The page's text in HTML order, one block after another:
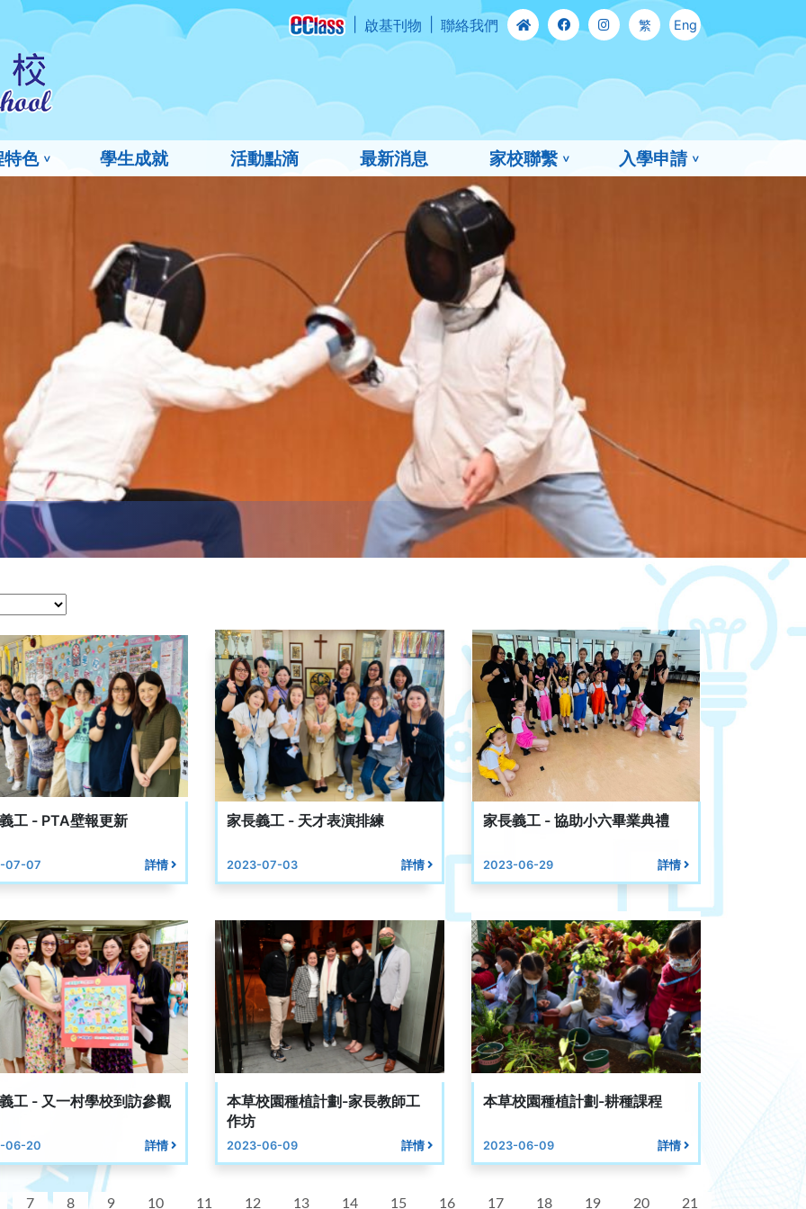
啟基刊物 聯絡我們 繁 Eng
特色 學生成就 活動點滴 最新消息 家校聯繫 入學申請
工 - PTA壁報更新
07-07 詳情
家長義工 - 天才表演排練
2023-07-03 詳情
家長義工 - 協助小六畢業典禮
2023-06-29 詳情
工 - 又一村學校到訪參觀
06-20 詳情
本草校園種植計劃-家長教師工
作坊
2023-06-09 詳情
本草校園種植計劃-耕種課程
2023-06-09 詳情
7 8 9 10 11 12 13 14 15 16 17 18 19 20 21